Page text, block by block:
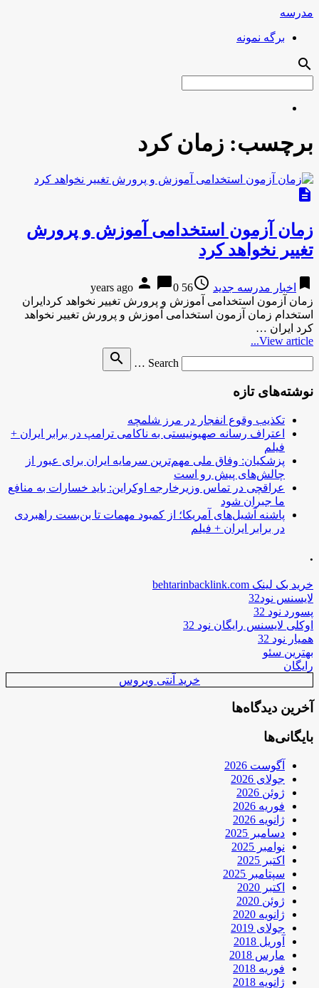
مدرسه
برگه نمونه
search
برچسب: زمان کرد
description
زمان آزمون استخدامی آموزش و پرورش
تغییر نخواهد کرد
bookmark اخبار مدرسه جدید access_time
56 years ago
person chat_bubble0
زمان آزمون استخدامی آموزش و پرورش تغییر نخواهد کردایران
استخدام زمان آزمون استخدامی آموزش و پرورش تغییر نخواهد
کرد ایران …
View article...
Search …
search
نوشته‌های تازه
تکذیب وقوع انفجار در مرز شلمچه
اعتراف رسانه صهیونیستی به ناکامی ترامپ در برابر ایران +
فیلم
پزشکیان: وفاق ملی مهم‌ترین سرمایه ایران برای عبور از
چالش‌های پیش رو است
عراقچی در تماس وزیرخارجه اوکراین: باید خسارات به منافع
ما جبران شود
پاشنه آشیل‌های آمریکا؛ از کمبود مهمات تا بن‌بست راهبردی
در برابر ایران + فیلم
.
خرید بک لینک behtarinbacklink.com
لایسنس نود32
پسورد نود 32
اوکلی لایسنس رایگان نود 32
همیار نود 32
بهترین سئو
رایگان
خرید آنتی ویروس
آخرین دیدگاه‌ها
بایگانی‌ها
آگوست 2026
جولای 2026
ژوئن 2026
فوریه 2026
ژانویه 2026
دسامبر 2025
نوامبر 2025
اکتبر 2025
سپتامبر 2025
اکتبر 2020
ژوئن 2020
ژانویه 2020
جولای 2019
آوریل 2018
مارس 2018
فوریه 2018
ژانویه 2018